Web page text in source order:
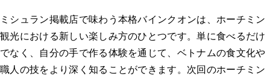
ミシュラン掲載店で味わう本格バインクオンは、ホーチミン
観光における新しい楽しみ方のひとつです。単に食べるだけ
でなく、自分の手で作る体験を通じて、ベトナムの食文化や
職人の技をより深く知ることができます。次回のホーチミン